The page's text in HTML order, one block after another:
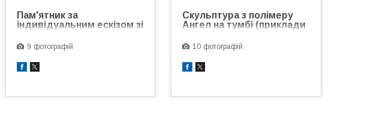
Пам'ятник за
індивідуальним ескізом зі
9
Скульптура з полімеру
Ангел на тумбі (приклади
захоронення)
10